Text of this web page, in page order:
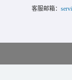
客服邮箱：